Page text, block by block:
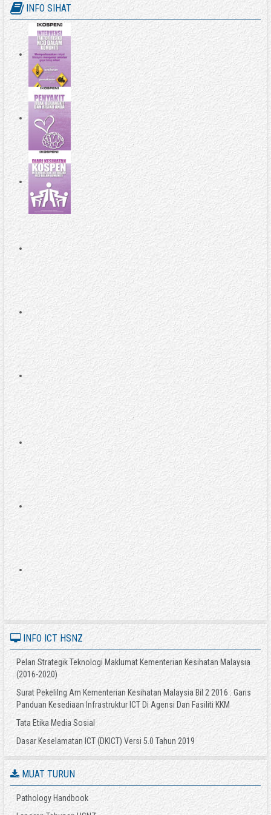
INFO SIHAT
INFO ICT HSNZ
Pelan Strategik Teknologi Maklumat Kementerian Kesihatan Malaysia
(2016-2020)
Surat Pekelilng Am Kementerian Kesihatan Malaysia Bil 2 2016 : Garis
Panduan Kesediaan Infrastruktur ICT Di Agensi Dan Fasiliti KKM
Tata Etika Media Sosial
Dasar Keselamatan ICT (DKICT) Versi 5.0 Tahun 2019
MUAT TURUN
Pathology Handbook